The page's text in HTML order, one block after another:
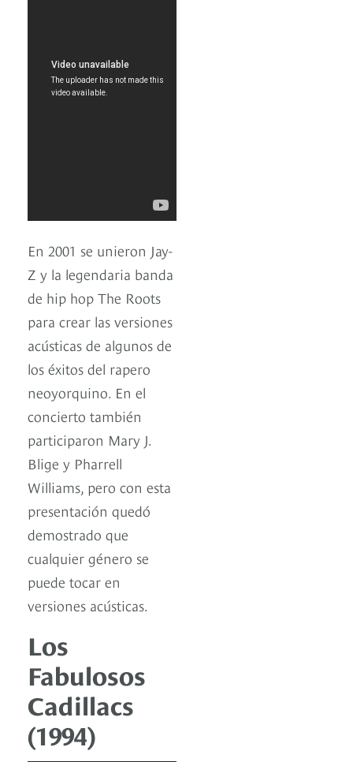
En 2001 se unieron Jay-
Z y la legendaria banda
de hip hop The Roots
para crear las versiones
acústicas de algunos de
los éxitos del rapero
neoyorquino. En el
concierto también
participaron Mary J.
Blige y Pharrell
Williams, pero con esta
presentación quedó
demostrado que
cualquier género se
puede tocar en
versiones acústicas.
Los
Fabulosos
Cadillacs
(1994)